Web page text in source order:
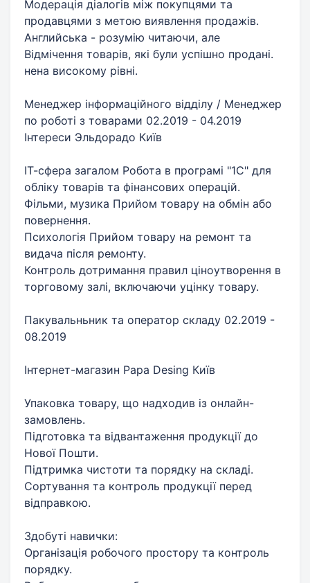
Модерація діалогів між покупцями та
продавцями з метою виявлення продажів.
Английська - розумію читаючи, але
Відмічення товарів, які були успішно продані.
нена високому рівні.
Менеджер інформаційного відділу / Менеджер
по роботі з товарами 02.2019 - 04.2019
Інтереси Эльдорадо Київ
ІТ-сфера загалом Робота в програмі "1C" для
обліку товарів та фінансових операцій.
Фільми, музика Прийом товару на обмін або
повернення.
Психологія Прийом товару на ремонт та
видача після ремонту.
Контроль дотримання правил ціноутворення в
торговому залі, включаючи уцінку товару.
Пакувальньник та оператор складу 02.2019 -
08.2019
Інтернет-магазин Papa Desing Київ
Упаковка товару, що надходив із онлайн-
замовлень.
Підготовка та відвантаження продукції до
Нової Пошти.
Підтримка чистоти та порядку на складі.
Сортування та контроль продукції перед
відправкою.
Здобуті навички:
Організація робочого простору та контроль
порядку.